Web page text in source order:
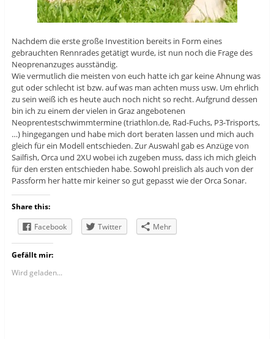
Nachdem die erste große Investition bereits in Form eines
gebrauchten Rennrades getätigt wurde, ist nun noch die Frage des
Neoprenanzuges ausständig.
Wie vermutlich die meisten von euch hatte ich gar keine Ahnung was
gut oder schlecht ist bzw. auf was man achten muss usw. Um ehrlich
zu sein weiß ich es heute auch noch nicht so recht. Aufgrund dessen
bin ich zu einem der vielen in Graz angebotenen
Neoprentestschwimmtermine (triathlon.de, Rad-Fuchs, P3-Trisports,
…) hingegangen und habe mich dort beraten lassen und mich auch
gleich für ein Modell entschieden. Zur Auswahl gab es Anzüge von
Sailfish, Orca und 2XU wobei ich zugeben muss, dass ich mich gleich
für den ersten entschieden habe. Sowohl preislich als auch von der
Passform her hatte mir keiner so gut gepasst wie der Orca Sonar.
Share this:
Facebook
Twitter Mehr
Gefällt mir:
Wird geladen...